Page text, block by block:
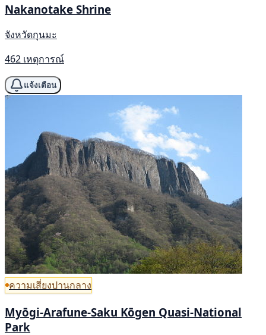
Nakanotake Shrine
จังหวัดกุนมะ
462 เหตุการณ์
แจ้งเตือน
ความเสี่ยงปานกลาง
Myōgi-Arafune-Saku Kōgen Quasi-National
Park